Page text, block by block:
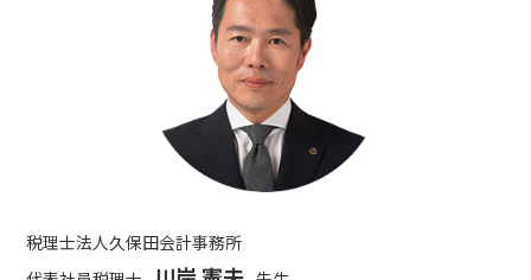
税理士法人久保田会計事務所